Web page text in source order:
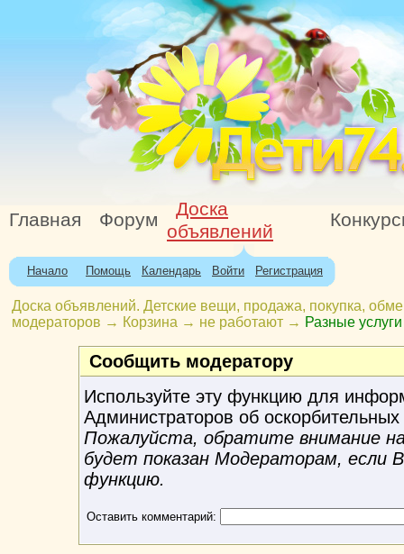
Главная Форум
Доска
объявлений
Начало Помощь Календарь Войти Регистрация
Доска объявлений. Детские вещи, продажа, покупка,
модераторов → Корзина → не работают → Разные услуги
Сообщить модератору
Используйте эту функцию для
Администраторов об
Пожалуйста, обратите внимание
будет показан Модераторам, если
функцию.
Оставить комментарий: